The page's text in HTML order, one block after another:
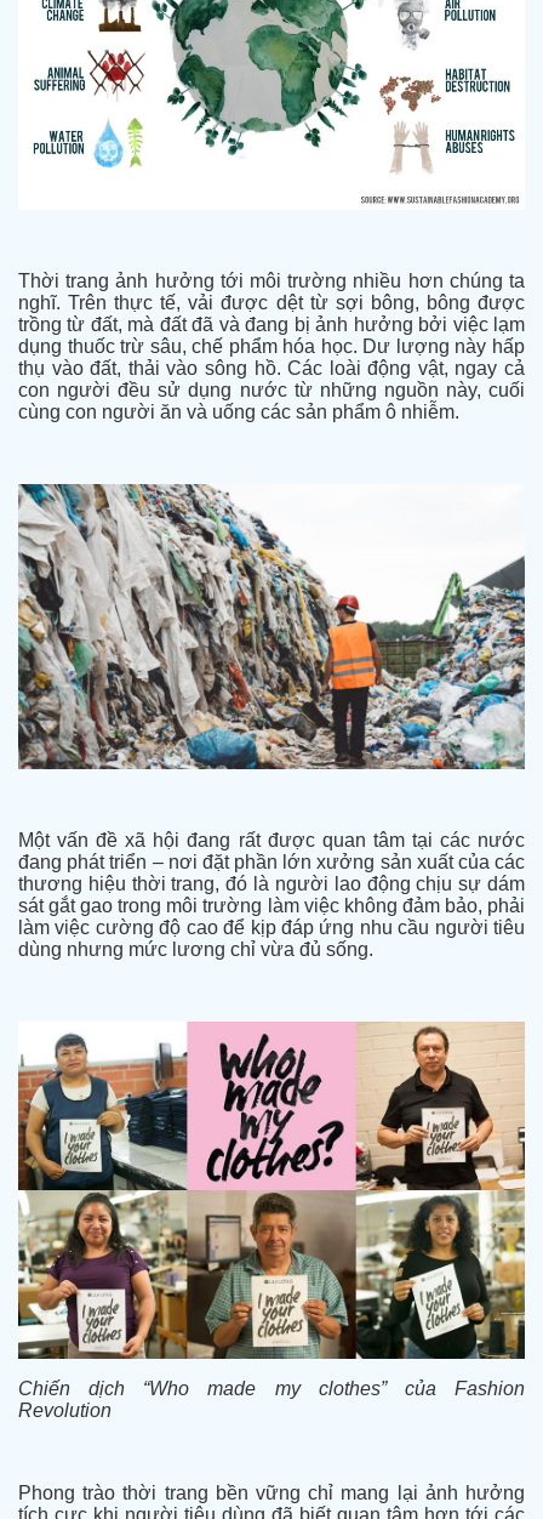
Thời trang ảnh hưởng tới môi trường nhiều hơn chúng ta
nghĩ. Trên thực tế, vải được dệt từ sợi bông, bông được
trồng từ đất, mà đất đã và đang bị ảnh hưởng bởi việc lạm
dụng thuốc trừ sâu, chế phẩm hóa học. Dư lượng này hấp
thụ vào đất, thải vào sông hồ. Các loài động vật, ngay cả
con người đều sử dụng nước từ những nguồn này, cuối
cùng con người ăn và uống các sản phẩm ô nhiễm.
Một vấn đề xã hội đang rất được quan tâm tại các nước
đang phát triển – nơi đặt phần lớn xưởng sản xuất của các
thương hiệu thời trang, đó là người lao động chịu sự dám
sát gắt gao trong môi trường làm việc không đảm bảo, phải
làm việc cường độ cao để kịp đáp ứng nhu cầu người tiêu
dùng nhưng mức lương chỉ vừa đủ sống.
Chiến dịch “Who made my clothes” của Fashion
Revolution
Phong trào thời trang bền vững chỉ mang lại ảnh hưởng